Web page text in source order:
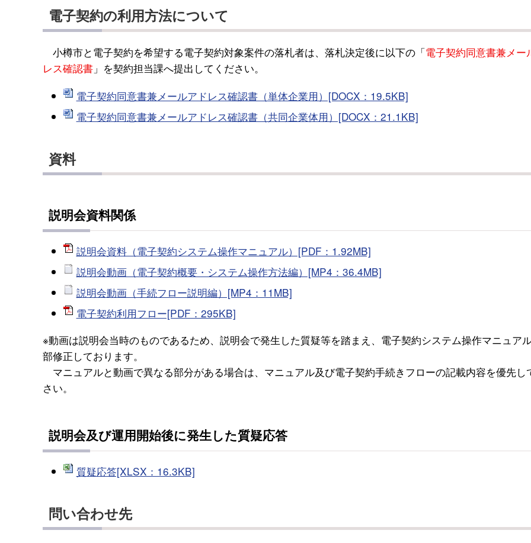
電子契約の利用方法について
小樽市と電子契約を希望する電子契約対象案件の落札者は、落札決定後に以下の「電子契約同意書兼メー
レス確認書 」を契約担当課へ提出してください。
電子契約同意書兼メールアドレス確認書（単体企業用）[DOCX：19.5KB]
電子契約同意書兼メールアドレス確認書（共同企業体用）[DOCX：21.1KB]
資料
説明会資料関係
説明会資料（電子契約システム操作マニュアル）[PDF：1.92MB]
説明会動画（電子契約概要・システム操作方法編）[MP4：36.4MB]
説明会動画（手続フロー説明編）[MP4：11MB]
電子契約利用フロー[PDF：295KB]
※動画は説明会当時のものであるため、説明会で発生した質疑等を踏まえ、電子契約システム操作マニュア
部修正しております。
マニュアルと動画で異なる部分がある場合は、マニュアル及び電子契約手続きフローの記載内容を優先し
さい。
説明会及び運用開始後に発生した質疑応答
質疑応答[XLSX：16.3KB]
問い合わせ先